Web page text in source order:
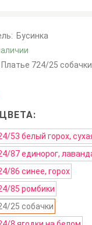
Бусинка
Платье 724/25 собачки